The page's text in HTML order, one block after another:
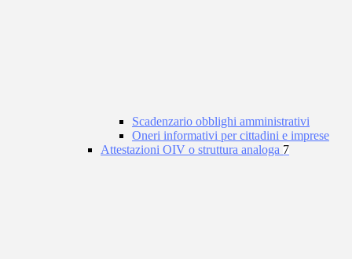
Scadenzario obblighi amministrativi
Oneri informativi per cittadini e imprese
Attestazioni OIV o struttura analoga 7